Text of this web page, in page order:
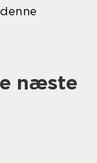
næste